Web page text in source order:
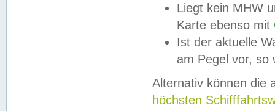
Liegt kein MHW
Karte ebenso mit
Ist der aktuelle
am Pegel vor,
Alternativ können die
höchsten